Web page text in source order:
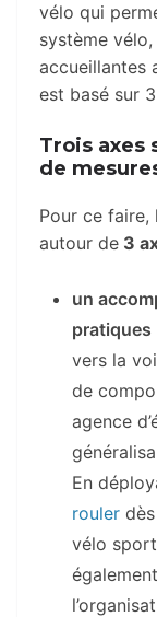
vélo qui
système
accueillantes
est basé sur
Trois axes
de
Pour ce faire,
autour de 3
un
pratiques
vers la
de
agence
En
rouler
vélo